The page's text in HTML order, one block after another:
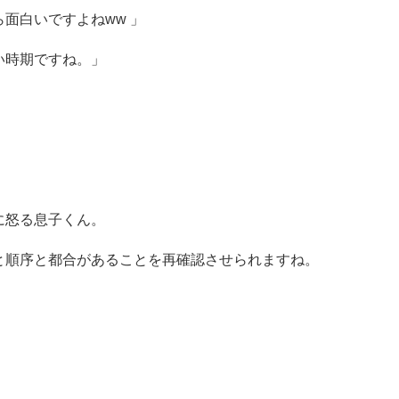
白いですよねww 」
期ですね。」
る息子くん。
序と都合があることを再確認させられますね。